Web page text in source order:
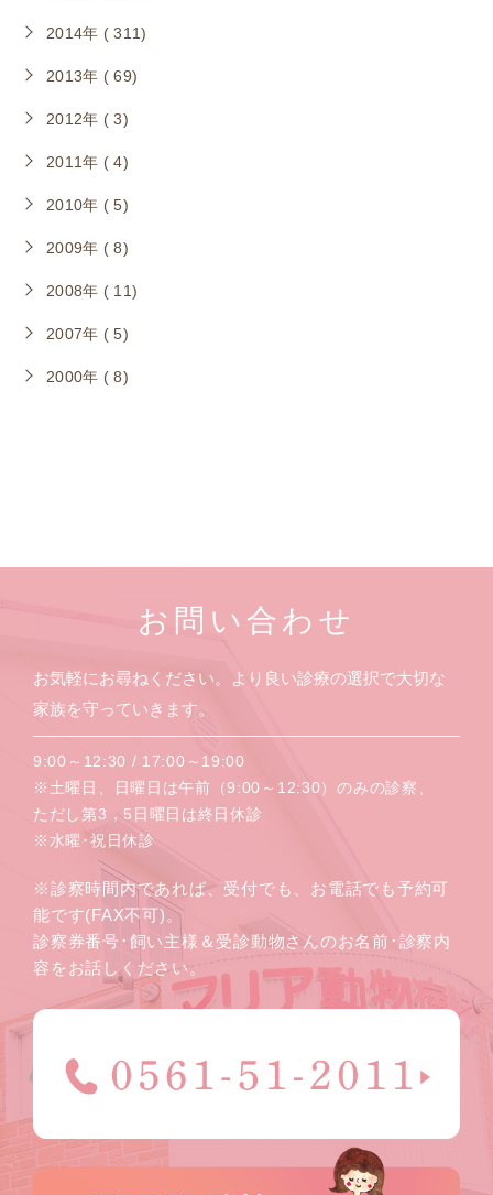
2014年 ( 311)
2013年 ( 69)
2012年 ( 3)
2011年 ( 4)
2010年 ( 5)
2009年 ( 8)
2008年 ( 11)
2007年 ( 5)
2000年 ( 8)
お問い合わせ
お気軽にお尋ねください。より良い診療の選択で大切な
家族を守っていきます。
9:00～12:30 / 17:00～19:00
※土曜日、日曜日は午前（9:00～12:30）のみの診察、
ただし第3，5日曜日は終日休診
※水曜･祝日休診
※診察時間内であれば、受付でも、お電話でも予約可
能です(FAX不可)。
診察券番号･飼い主様＆受診動物さんのお名前･診察内
容をお話しください。